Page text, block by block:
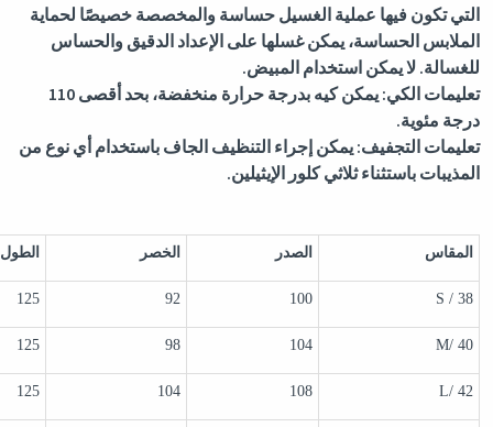
التي تكون فيها عملية الغسيل حساسة والمخصصة خصيصًا لحماية
الملابس الحساسة، يمكن غسلها على الإعداد الدقيق والحساس
للغسالة. لا يمكن استخدام المبيض.
تعليمات الكي: يمكن كيه بدرجة حرارة منخفضة، بحد أقصى 110
درجة مئوية.
تعليمات التجفيف: يمكن إجراء التنظيف الجاف باستخدام أي نوع من
المذيبات باستثناء ثلاثي كلور الإيثيلين.
المقاس الصدر الخصر الطول
38 / S
100
92
125
40 /M
104
98
125
42 /L
108
104
125